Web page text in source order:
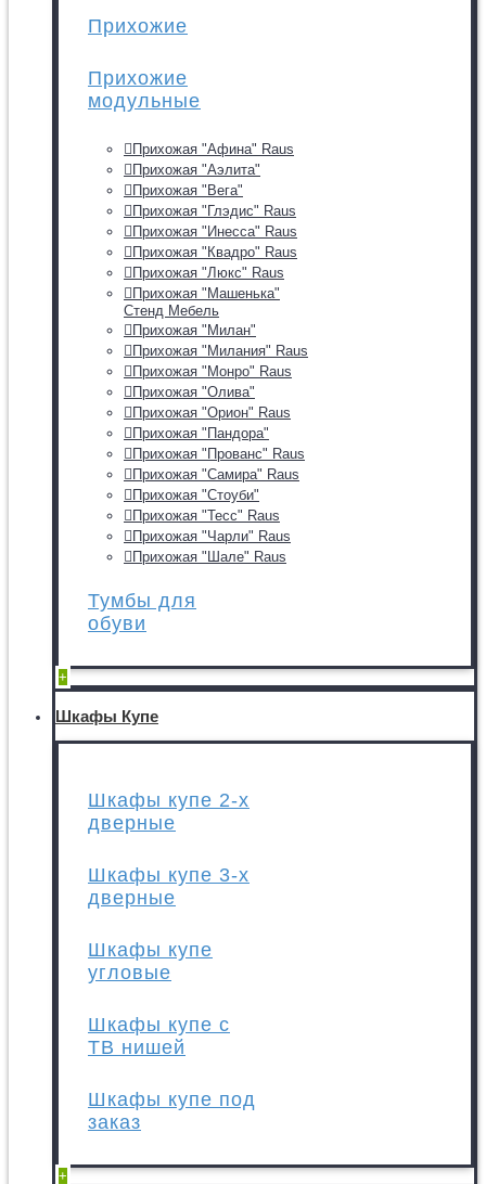
Прихожие
Прихожие
модульные
Прихожая "Афина" Raus
Прихожая "Аэлита"
Прихожая "Вега"
Прихожая "Глэдис" Raus
Прихожая "Инесса" Raus
Прихожая "Квадро" Raus
Прихожая "Люкс" Raus
Прихожая "Машенька"
Стенд Мебель
Прихожая "Милан"
Прихожая "Милания" Raus
Прихожая "Монро" Raus
Прихожая "Олива"
Прихожая "Орион" Raus
Прихожая "Пандора"
Прихожая "Прованс" Raus
Прихожая "Самира" Raus
Прихожая "Стоуби"
Прихожая "Тесс" Raus
Прихожая "Чарли" Raus
Прихожая "Шале" Raus
Тумбы для
обуви
+
Шкафы Купе
Шкафы купе 2-х
дверные
Шкафы купе 3-х
дверные
Шкафы купе
угловые
Шкафы купе с
ТВ нишей
Шкафы купе под
заказ
+